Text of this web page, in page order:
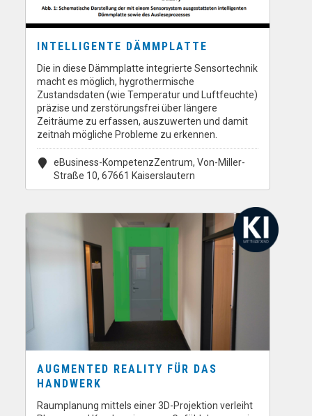
INTELLIGENTE DÄMMPLATTE
Die in diese Dämmplatte integrierte Sensortechnik
macht es möglich, hygrothermische
Zustandsdaten (wie Temperatur und Luftfeuchte)
präzise und zerstörungsfrei über längere
Zeiträume zu erfassen, auszuwerten und damit
zeitnah mögliche Probleme zu erkennen.
eBusiness-KompetenzZentrum, Von-Miller-
Straße 10, 67661 Kaiserslautern
AUGMENTED REALITY FÜR DAS
HANDWERK
Raumplanung mittels einer 3D-Projektion verleiht